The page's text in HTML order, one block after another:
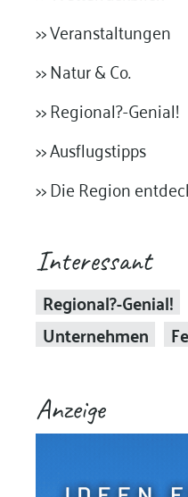
>> Veranstaltungen
>> Natur & Co.
>> Regional?-Genial!
>> Ausflugstipps
>> Die Region
Interessant
Regional?-Genial!
Unternehmen
Anzeige